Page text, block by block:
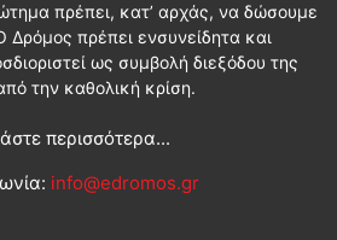
πρέπει, κατ’ αρχάς, να δώσουμε
Δρόμος πρέπει ενσυνείδητα και
ως συμβολή διεξόδου της
την καθολική κρίση.
περισσότερα...
info@edromos.gr